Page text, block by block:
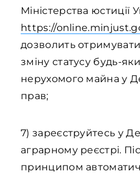
Міністерства юстиції
https://
дозволить
зміну статусу будь-
нерухомого майна у
прав;
7) зареєструйтесь у
аграрному реєстрі.
принципом